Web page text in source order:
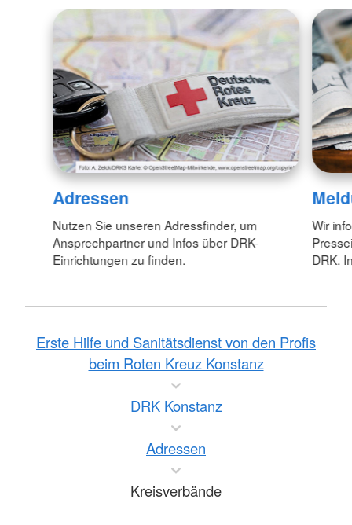
Adressen
Nutzen Sie unseren Adressfinder, um
Ansprechpartner und Infos über DRK-
Einrichtungen zu finden.
Wir
DRK.
Erste Hilfe und Sanitätsdienst von den Profis
beim Roten Kreuz Konstanz
DRK Konstanz
Adressen
Kreisverbände